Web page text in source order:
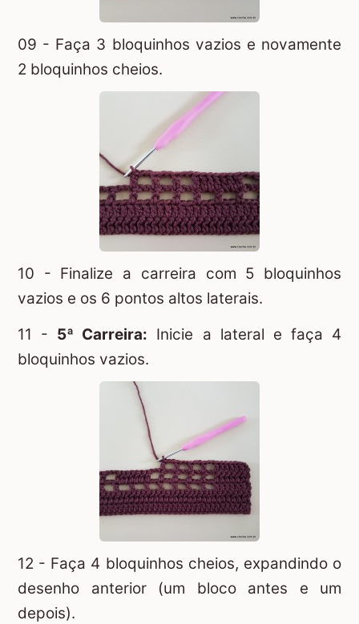
09 - Faça 3 bloquinhos vazios e novamente
2 bloquinhos cheios.
10 - Finalize a carreira com 5 bloquinhos
vazios e os 6 pontos altos laterais.
11 - 5ª Carreira: Inicie a lateral e faça 4
bloquinhos vazios.
12 - Faça 4 bloquinhos cheios, expandindo o
desenho anterior (um bloco antes e um
depois).